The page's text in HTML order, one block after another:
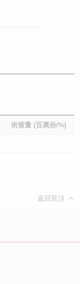
街貨量 (百萬份/%)
返回頁頂